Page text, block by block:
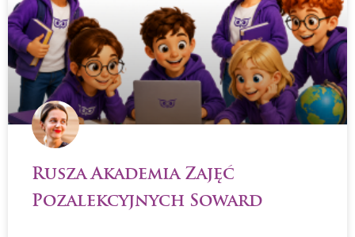
Rusza Akademia Zajęć
Pozalekcyjnych Soward